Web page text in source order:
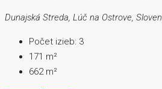
Dunajská Streda, Lúč na Ostrove,
Počet izieb: 3
171 m²
662m²